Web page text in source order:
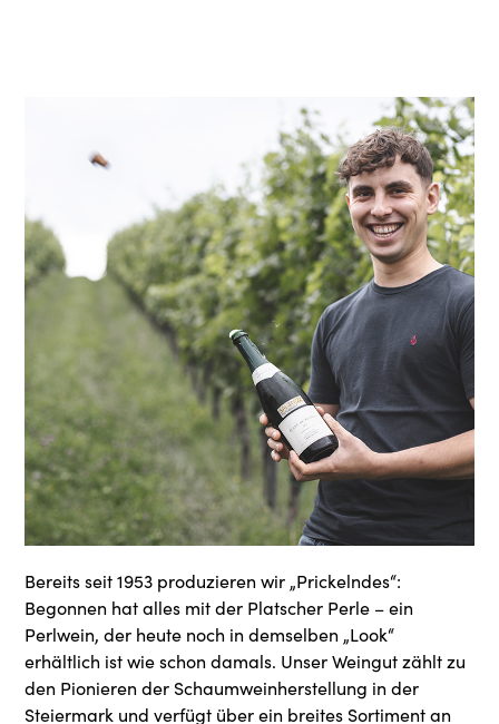
Bereits seit 1953 produzieren wir „Prickelndes“:
Begonnen hat alles mit der Platscher Perle – ein
Perlwein, der heute noch in demselben „Look“
erhältlich ist wie schon damals. Unser Weingut zählt zu
den Pionieren der Schaumweinherstellung in der
Steiermark und verfügt über ein breites Sortiment an